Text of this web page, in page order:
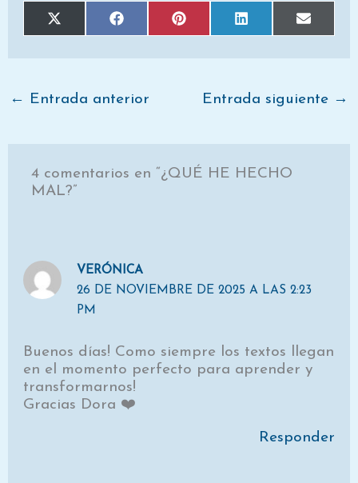
Compartir
X
r
Compartir
F
Compartir
P
Compartir
L
E
← Entrada anterior Entrada siguiente →
4 comentarios en “¿QUÉ HE HECHO
MAL?”
VERÓNICA
26 DE NOVIEMBRE DE 2025 A LAS 2:23
PM
Buenos días! Como siempre los textos llegan
en el momento perfecto para aprender y
transformarnos!
Gracias Dora ❤️
Responder